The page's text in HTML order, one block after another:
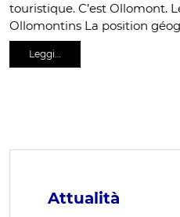
touristique. C’est Ollomont.
Ollomontins La position
Leggi…
Attualità